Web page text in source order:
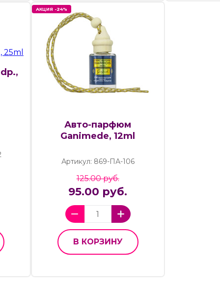
АКЦИЯ -24%
Авто-парфюм
Ganimede, 12ml
Артикул: 869-ПА-106
125.00 руб.
95.00 руб.
В КОРЗИНУ